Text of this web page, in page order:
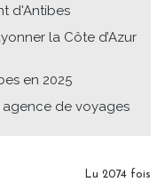
d'Antibes
la Côte d’Azur
en 2025
agence de voyages
Lu 2074 fois